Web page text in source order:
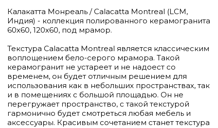
Калакатта Монреаль / Calacatta Montreal (LCM,
Индия) - коллекция полированного керамогранита
60х60, 120х60, под мрамор.
Текстура Calacatta Montreal является классическим
воплощением бело-серого мрамора. Такой
керамогранит не устареет и не надоест со
временем, он будет отличным решением для
использования как в небольших пространствах, так
и в помещениях с большой площадью. Он не
перегружает пространство, с такой текстурой
гармонично будет смотреться любая мебель и
аксессуары. Красивым сочетанием станет текстура